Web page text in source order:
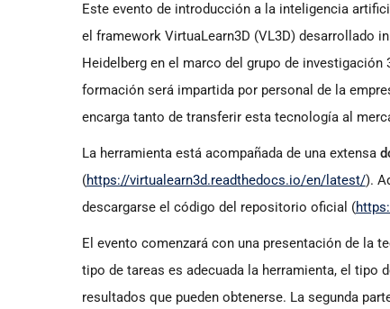
Este evento de introducción a la inteligencia
el framework VirtuaLearn3D (VL3D) desarrollado
Heidelberg en el marco del grupo de investigación
formación será impartida por personal de la
encarga tanto de transferir esta tecnología al
La herramienta está acompañada de una extensa
(https://virtualearn3d.readthedocs.io/en/latest/).
descargarse el código del repositorio oficial (
El evento comenzará con una presentación de la
tipo de tareas es adecuada la herramienta, el tipo
resultados que pueden obtenerse. La segunda